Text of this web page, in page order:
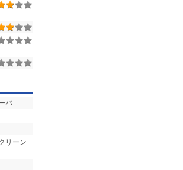
バ
リーン